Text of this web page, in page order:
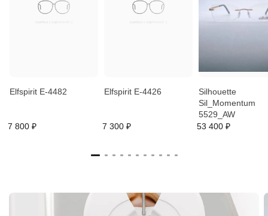
Elfspirit E-4482
7 800 ₽
Elfspirit E-4426
7 300 ₽
Silhouette
Sil_Momentum
5529_AW
53 400 ₽